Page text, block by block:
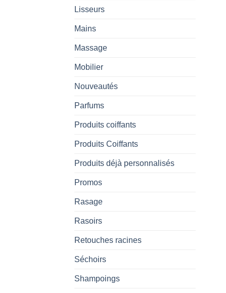
Lisseurs
Mains
Massage
Mobilier
Nouveautés
Parfums
Produits coiffants
Produits Coiffants
Produits déjà personnalisés
Promos
Rasage
Rasoirs
Retouches racines
Séchoirs
Shampoings